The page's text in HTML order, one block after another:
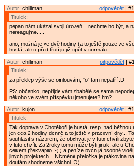
odpovědět |
Autor: chilliman
Titulek:
pepan nám ukázal svoji úroveň... nechme ho být, a
nereagujme.....
ano, možná je ve dvě hodiny (a to ještě pouze ve
hustá, ale o před třetí je již opět v normálu...
odpovědět |
Autor: chilliman
Titulek:
za překlep výše se omlouvám, "o" tam nepatří :D
PS: občanko, nepřijde vám zbabělé se sama
někoho ve svém příspěvku jmenujete? hm?
odpovědět |
Autor: kujon
Titulek:
Tak doprava v Chotěboři je hustá, resp. nad běžnou
jen cca 2 hodiny denně a to ještě v pracovní dny...
souhlasit s názorem, že obchvat je v tuto chvíli
v tuto chvíli. Za 2roky tomu může býti jinak, ale u
celkem překvapilo :-) ) a peníze bych já osobně
jiných projektech... Nicméně přeložka je ptákovina
doufám shodneme všichni :O)